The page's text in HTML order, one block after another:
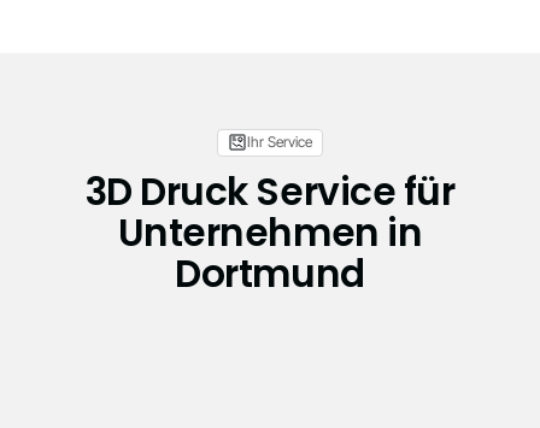
Ihr Service
3D Druck Service für
Unternehmen in
Dortmund